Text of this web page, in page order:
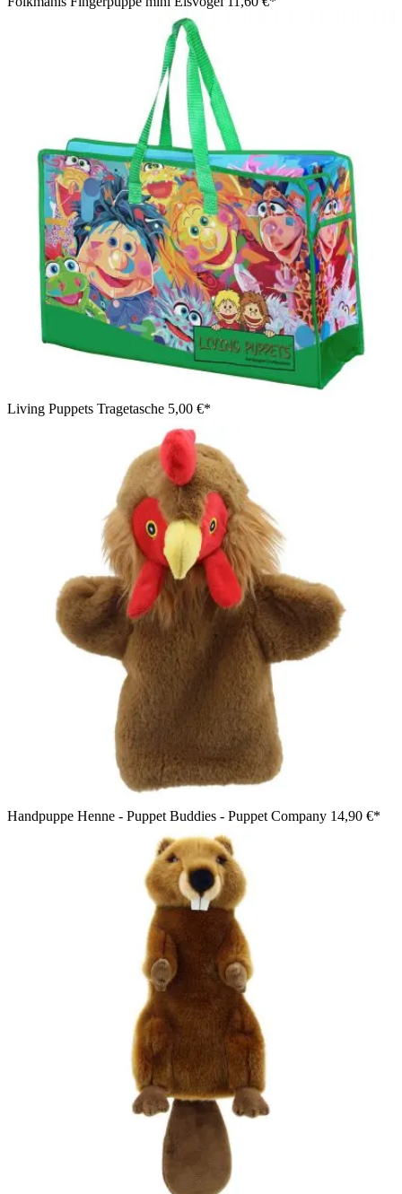
Living Puppets Tragetasche 5,00 €*
Handpuppe Henne - Puppet Buddies - Puppet Company 14,90 €*